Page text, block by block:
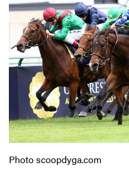
Photo scoopdyga.com